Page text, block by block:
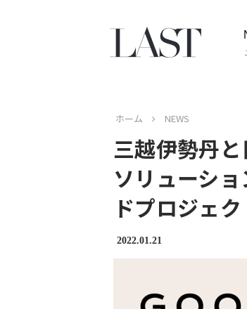
ホーム NEWS
三越伊勢丹
ソリューシ
ドプロジェ
2022.01.21